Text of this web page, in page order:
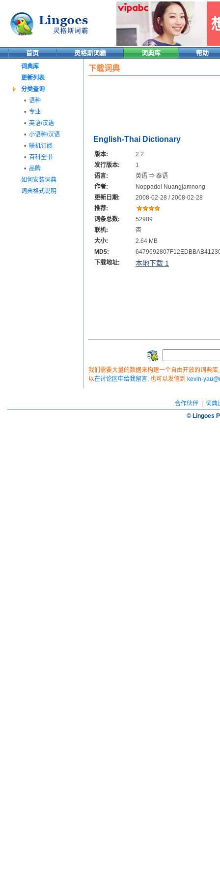
首页 灵格斯词霸 词典库 帮助
词典库
更新列表
分类查询
• 语种
• 专业
• 英语/汉语
• 小语种/汉语
• 联机订阅
• 百科全书
• 品牌
如何安装词典
词典格式说明
下载词典
English-Thai Dictionary
版本:
2.2
发行版本:
1
语言:
英语 ⇒ 泰语
作者:
Noppadol Nuangjamnong
更新日期:
2008-02-28 / 2008-02-28
推荐:
词条总数:
52989
联机:
否
大小:
2.64 MB
MD5:
下载地址:
本地下载 1
我们需要大量的数据来构建一个自由开放的词典
以在讨论区中给我留言, 也可以发信到 kevin-
合作伙伴| 词典
© Lingoes